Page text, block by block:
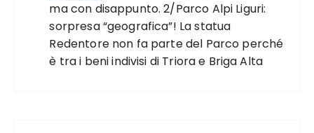
ma con disappunto. 2/Parco Alpi Liguri:
sorpresa “geografica”! La statua
Redentore non fa parte del Parco perché
è tra i beni indivisi di Triora e Briga Alta